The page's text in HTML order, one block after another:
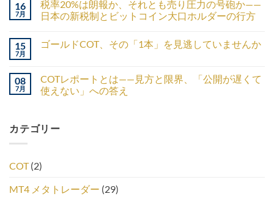
16
7月
税率20%は朗報か、それとも売り圧力の号砲か——
日本の新税制とビットコイン大口ホルダーの行方
15
7月
ゴールドCOT、その「1本」を見逃していませんか
08
7月
COTレポートとは——見方と限界、「公開が遅くて
使えない」への答え
カテゴリー
COT(2)
MT4 メタトレーダー (29)